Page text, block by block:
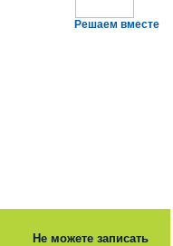
Решаем вместе
Не можете записать